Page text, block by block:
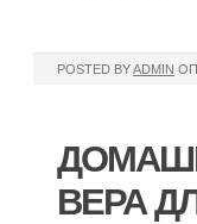
POSTED BYADMIN
ВЕРА